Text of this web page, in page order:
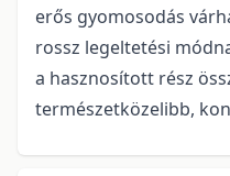
erős gyomosodás
rossz legeltetési
a hasznosított rész
természetközelibb,